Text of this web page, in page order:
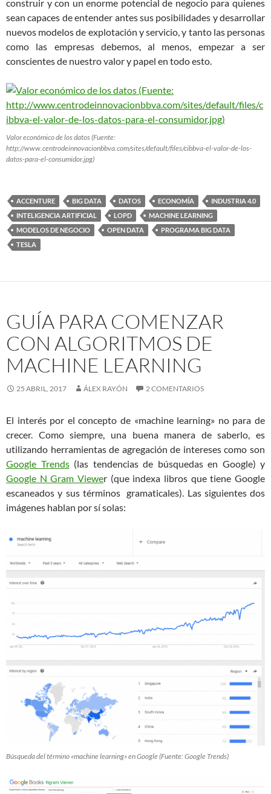
construir y con un enorme potencial de negocio para quienes
sean capaces de entender antes sus posibilidades y desarrollar
nuevos modelos de explotación y servicio, y tanto las personas
como las empresas debemos, al menos, empezar a ser
conscientes de nuestro valor y papel en todo esto.
Valor económico de los datos (Fuente:
http://www.centrodeinnovacionbbva.com/sites/default/files/cibbva-el-valor-de-los-
datos-para-el-consumidor.jpg)
ACCENTURE BIG DATA DATOS ECONOMÍA
INDUSTRIA 4.0
INTELIGENCIA ARTIFICIAL
LOPD
MACHINE LEARNING
MODELOS DE NEGOCIO
OPEN DATA
PROGRAMA BIG DATA
TESLA
GUÍA PARA COMENZAR
CON ALGORITMOS DE
MACHINE LEARNING
25 ABRIL, 2017 ÁLEX RAYÓN 2 COMENTARIOS
El interés por el concepto de «machine learning» no para de
crecer. Como siempre, una buena manera de saberlo, es
utilizando herramientas de agregación de intereses como son
Google Trends(las tendencias de búsquedas en Google) y
Google N Gram Viewer (que indexa libros que tiene Google
escaneados y sus términos gramaticales). Las siguientes dos
imágenes hablan por sí solas:
Búsqueda del término «machine learning» en Google (Fuente: Google Trends)